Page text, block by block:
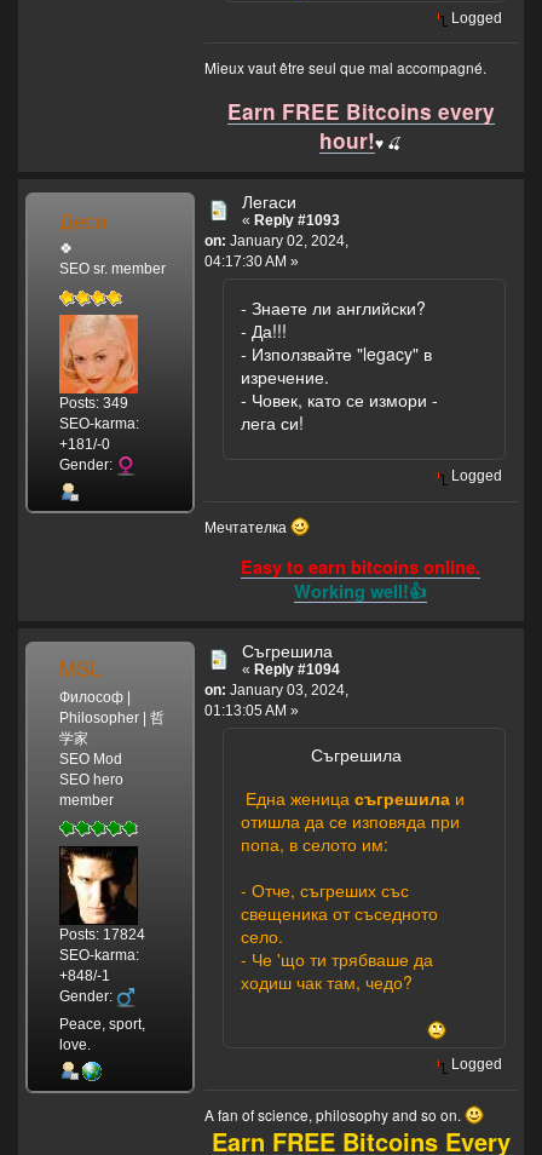
Logged
Mieux vaut être seul que mal accompagné.
Earn FREE Bitcoins every
hour!♥️ 🍒
Деси
🍀
SEO sr. member
Posts: 349
SEO-karma:
+181/-0
Gender:
Легаси
« Reply #1093
on: January 02, 2024,
04:17:30 AM »
- Знаете ли английски?
- Да!!!
- Използвайте "legacy" в
изречение.
- Човек, като се измори -
лега си!
Logged
Мечтателка
Easy to earn bitcoins online.
Working well!👍
MSL
Философ |
Philosopher | 哲
学家
SEO Mod
SEO hero
member
Posts: 17824
SEO-karma:
+848/-1
Gender:
Peace, sport,
love.
Съгрешила
« Reply #1094
on: January 03, 2024,
01:13:05 AM »
Съгрешила
Една женица съгрешила и
отишла да се изповяда при
попа, в селото им:
- Отче, съгреших със
свещеника от съседното
село.
- Че 'що ти трябваше да
ходиш чак там, чедо?
Logged
A fan of science, philosophy and so on.
Earn FREE Bitcoins Every